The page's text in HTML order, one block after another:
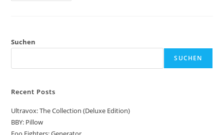
Suchen
SUCHEN
Recent Posts
Ultravox: The Collection (Deluxe Edition)
BBY: Pillow